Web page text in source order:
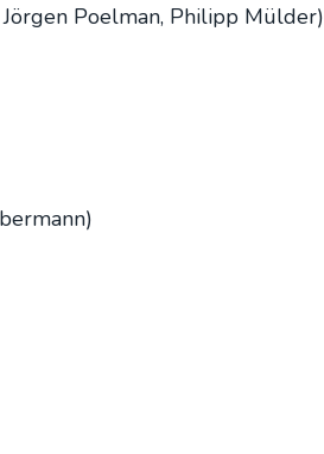
Poel­man, Phil­ipp Mül­der)